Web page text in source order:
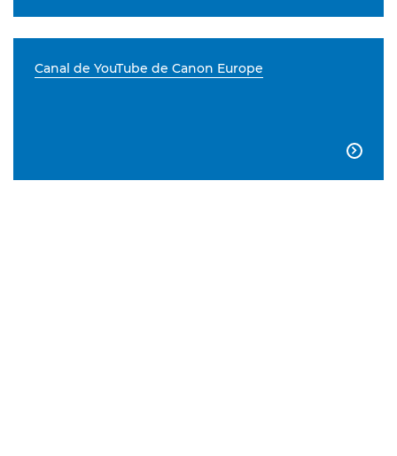
Canal de YouTube de Canon Europe
